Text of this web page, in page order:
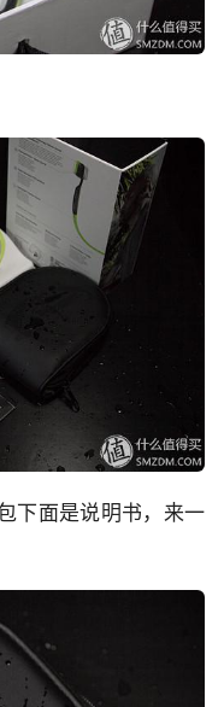
下面是说明书，来一